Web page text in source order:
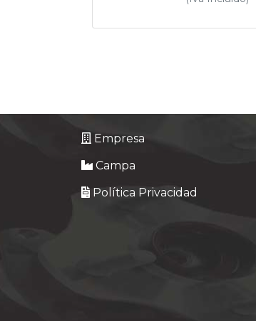
Empresa
Campa
Política Privacidad